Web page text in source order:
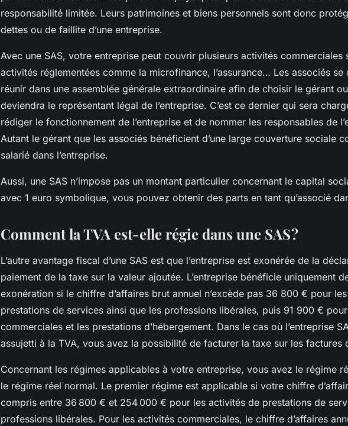
responsabilité limitée. Leurs patrimoines et biens personnels sont donc
dettes ou de faillite d’une entreprise.
Avec une SAS, votre entreprise peut couvrir plusieurs activités commerciales
activités réglementées comme la microfinance, l’assurance… Les associés se
réunir dans une assemblée générale extraordinaire afin de choisir le gérant
deviendra le représentant légal de l’entreprise. C’est ce dernier qui sera
rédiger le fonctionnement de l’entreprise et de nommer les responsables de
Autant le gérant que les associés bénéficient d’une large couverture sociale
salarié dans l’entreprise.
Aussi, une SAS n’impose pas un montant particulier concernant le capital
avec 1 euro symbolique, vous pouvez obtenir des parts en tant qu’associé
Comment la TVA est-elle régie dans une SAS ?
L’autre avantage fiscal d’une SAS est que l’entreprise est exonérée de la
paiement de la taxe sur la valeur ajoutée. L’entreprise bénéficie uniquement
exonération si le chiffre d’affaires brut annuel n’excède pas 36 800 € pour
prestations de services ainsi que les professions libérales, puis 91 900 €
commerciales et les prestations d’hébergement. Dans le cas où l’entreprise
assujetti à la TVA, vous avez la possibilité de facturer la taxe sur les factures
Concernant les régimes applicables à votre entreprise, vous avez le régime
le régime réel normal. Le premier régime est applicable si votre chiffre
compris entre 36 800 € et 254 000 € pour les activités de prestations de
professions libérales. Pour les activités commerciales, le chiffre d’affaires